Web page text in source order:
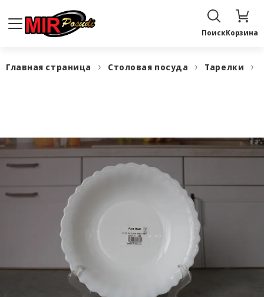
ПоискКорзина
Главная страница Столовая посуда Тарелки